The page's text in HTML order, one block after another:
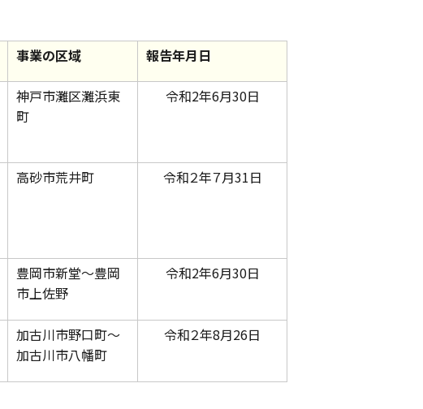
事業の区域 報告年月日
神戸市灘区灘浜東
町
令和2年6月30日
高砂市荒井町 令和２年７月31日
豊岡市新堂～豊岡
市上佐野
令和2年6月30日
加古川市野口町～
加古川市八幡町
令和２年8月26日